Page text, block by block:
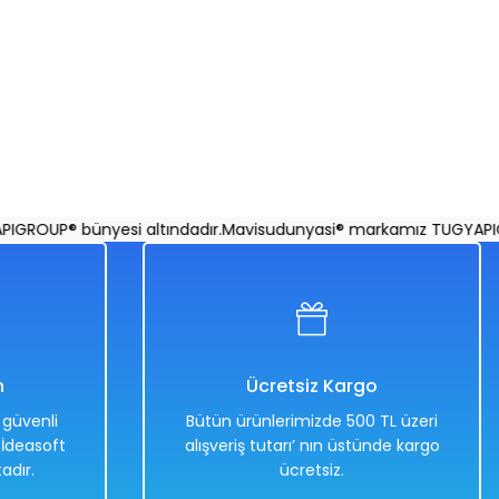
Renklibünyesi altındadır.Mavisudunyasi® markamız
güvenli
İdeasoft
Ücretsiz Kargo
Bütün ürünlerimizde 500 TL üzeri
alışveriş tutarı’ nın üstünde kargo
ücretsiz.